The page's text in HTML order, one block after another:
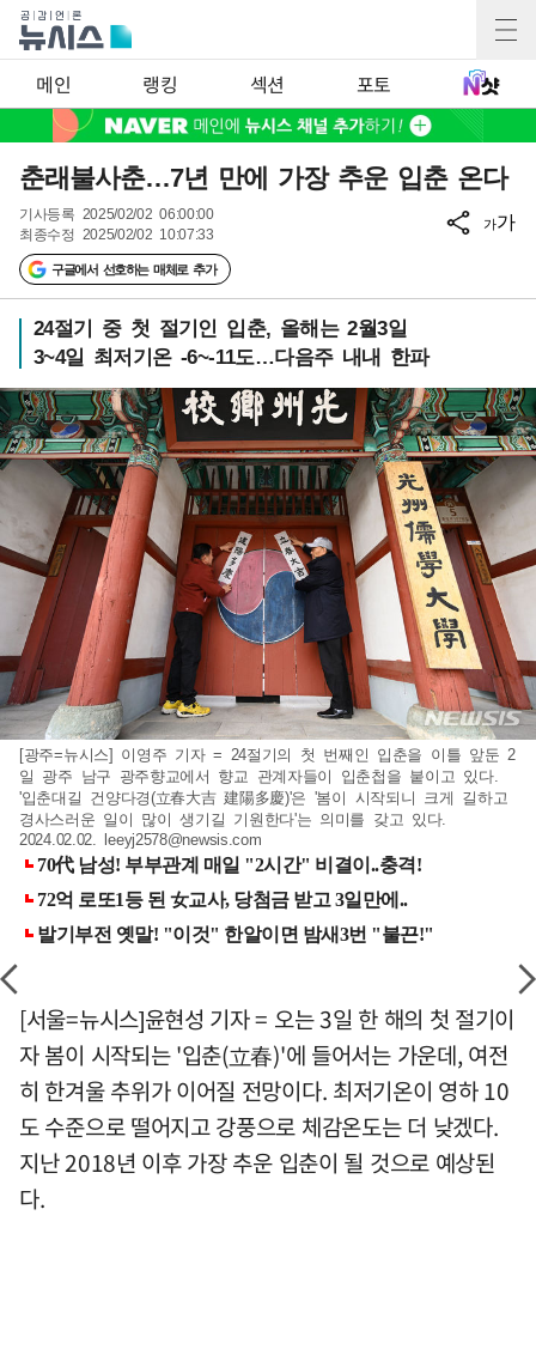
메인 랭킹 섹션 포토
춘래불사춘…7년 만에 가장 추운 입춘 온다
기사등록 2025/02/02 06:00:00
최종수정 2025/02/02 10:07:33
구글에서 선호하는 매체로 추가
가가
24절기 중 첫 절기인 입춘, 올해는 2월3일
3~4일 최저기온 -6~-11도…다음주 내내 한파
[광주=뉴시스] 이영주 기자 = 24절기의 첫 번째인 입춘을 이틀 앞둔 2
일 광주 남구 광주향교에서 향교 관계자들이 입춘첩을 붙이고 있다.
'입춘대길 건양다경(立春大吉 建陽多慶)'은 '봄이 시작되니 크게 길하고
경사스러운 일이 많이 생기길 기원한다'는 의미를 갖고 있다.
2024.02.02. leeyj2578@newsis.com
[서울=뉴시스]윤현성 기자 = 오는 3일 한 해의 첫 절기이
자 봄이 시작되는 '입춘(立春)'에 들어서는 가운데, 여전
히 한겨울 추위가 이어질 전망이다. 최저기온이 영하 10
도 수준으로 떨어지고 강풍으로 체감온도는 더 낮겠다.
지난 2018년 이후 가장 추운 입춘이 될 것으로 예상된
다.